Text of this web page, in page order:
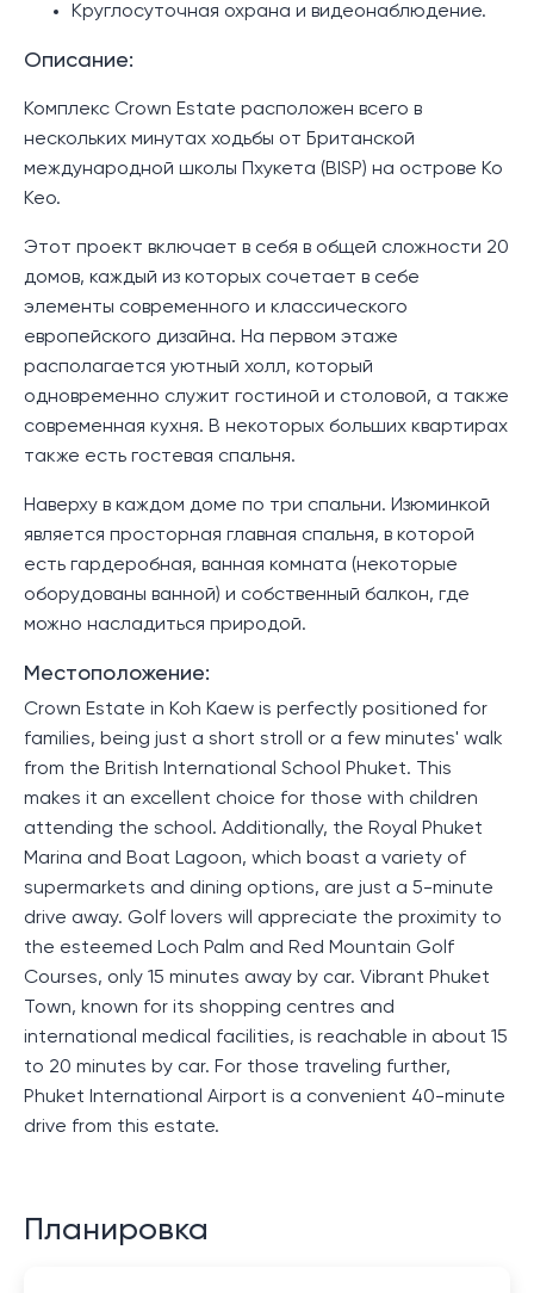
Круглосуточная охрана и видеонаблюдение.
Описание:
Комплекс Crown Estate расположен всего в
нескольких минутах ходьбы от Британской
международной школы Пхукета (BISP) на острове Ко
Кео.
Этот проект включает в себя в общей сложности 20
домов, каждый из которых сочетает в себе
элементы современного и классического
европейского дизайна. На первом этаже
располагается уютный холл, который
одновременно служит гостиной и столовой, а также
современная кухня. В некоторых больших квартирах
также есть гостевая спальня.
Наверху в каждом доме по три спальни. Изюминкой
является просторная главная спальня, в которой
есть гардеробная, ванная комната (некоторые
оборудованы ванной) и собственный балкон, где
можно насладиться природой.
Местоположение:
Crown Estate in Koh Kaew is perfectly positioned for
families, being just a short stroll or a few minutes' walk
from the British International School Phuket. This
makes it an excellent choice for those with children
attending the school. Additionally, the Royal Phuket
Marina and Boat Lagoon, which boast a variety of
supermarkets and dining options, are just a 5-minute
drive away. Golf lovers will appreciate the proximity to
the esteemed Loch Palm and Red Mountain Golf
Courses, only 15 minutes away by car. Vibrant Phuket
Town, known for its shopping centres and
international medical facilities, is reachable in about 15
to 20 minutes by car. For those traveling further,
Phuket International Airport is a convenient 40-minute
drive from this estate.
Планировка